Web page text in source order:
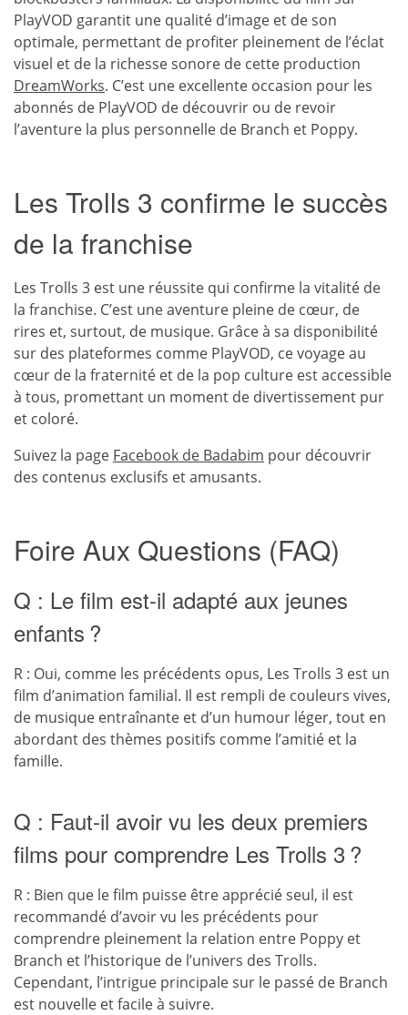
PlayVOD garantit une qualité d’image et de son
optimale, permettant de profiter pleinement de l’éclat
visuel et de la richesse sonore de cette production
DreamWorks. C’est une excellente occasion pour les
abonnés de PlayVOD de découvrir ou de revoir
l’aventure la plus personnelle de Branch et Poppy.
Les Trolls 3 confirme le succès
de la franchise
Les Trolls 3 est une réussite qui confirme la vitalité de
la franchise. C’est une aventure pleine de cœur, de
rires et, surtout, de musique. Grâce à sa disponibilité
sur des plateformes comme PlayVOD, ce voyage au
cœur de la fraternité et de la pop culture est accessible
à tous, promettant un moment de divertissement pur
et coloré.
Suivez la page Facebook de Badabim pour découvrir
des contenus exclusifs et amusants.
Foire Aux Questions (FAQ)
Q : Le film est-il adapté aux jeunes
enfants ?
R : Oui, comme les précédents opus, Les Trolls 3 est un
film d’animation familial. Il est rempli de couleurs vives,
de musique entraînante et d’un humour léger, tout en
abordant des thèmes positifs comme l’amitié et la
famille.
Q : Faut-il avoir vu les deux premiers
films pour comprendre Les Trolls 3 ?
R : Bien que le film puisse être apprécié seul, il est
recommandé d’avoir vu les précédents pour
comprendre pleinement la relation entre Poppy et
Branch et l’historique de l’univers des Trolls.
Cependant, l’intrigue principale sur le passé de Branch
est nouvelle et facile à suivre.